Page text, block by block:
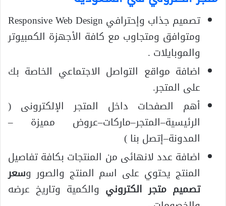
تصميم جذاب وإحترافي Responsive Web Design
ومتوافق ومتجاوب مع كافة الأجهزة الكمبيوتر
والموبايلات .
اضافة مواقع التواصل الاجتماعي الخاصة بك
على المتجر.
أهم الصفحات داخل المتجر الإلكترونى (
الرئيسية–المتجر–ماركات–عروض مميزة –
المدونة–إتصل بنا )
اضافة عدد لانهائى من المنتجات بكافة تفاصيل
المنتج يحتوي على اسم المنتج والصور وسعر
تصميم متجر الكتروني والكمية وتاريخ عرضه